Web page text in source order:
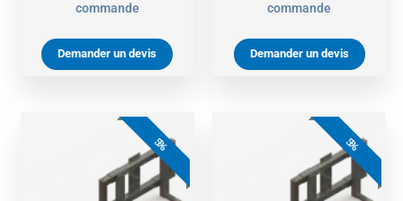
commande
Demander un devis
commande
Demander un devis
5% 5%